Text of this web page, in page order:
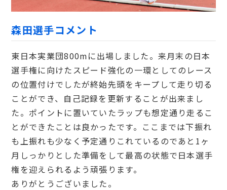
森田選手コメント
東日本実業団800mに出場しました。来月末の日本
選手権に向けたスピード強化の一環としてのレース
の位置付けでしたが終始先頭をキープして走り切る
ことができ、自己記録を更新することが出来まし
た。ポイントに置いていたラップも想定通り走るこ
とができたことは良かったです。ここまでは下振れ
も上振れも少なく予定通りこれているのであと1ヶ
月しっかりとした準備をして最高の状態で日本選手
権を迎えられるよう頑張ります。
ありがとうございました。